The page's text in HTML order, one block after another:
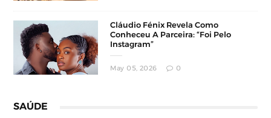
Cláudio Fénix Revela Como
Conheceu A Parceira: “Foi Pelo
Instagram”
May 05, 2026 0
SAÚDE